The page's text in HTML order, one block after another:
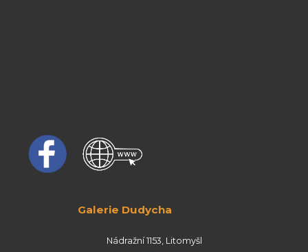
Galerie Dudycha
Nádražní 1153, Litomyšl